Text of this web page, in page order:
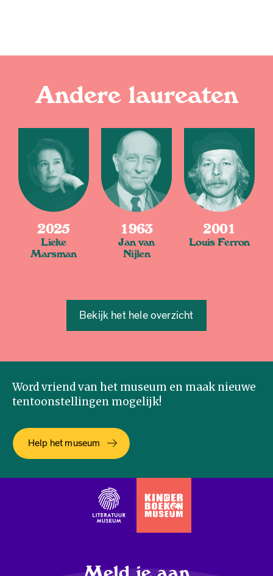
Andere laureaten
2025
Lieke
Marsman
1963
Jan van
Nijlen
2001
Louis Ferron
Bekijk het hele overzicht
Word vriend van het museum en maak nieuwe
tentoonstellingen mogelijk!
Help het museum